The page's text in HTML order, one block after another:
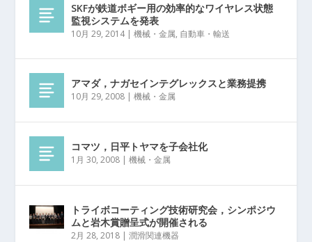
SKFが鉄道ボギー用の効率的なワイヤレス状態
監視システムを発表
10月 29, 2014|機械・金属, 自動車・輸送
アマダ，ナガセインテグレックスと業務提携
10月 29, 2008 |機械・金属
コマツ，日平トヤマを子会社化
1月 30, 2008 |機械・金属
トライボコーティング技術研究会，シンポジウ
ムと岩木賞贈呈式が開催される
2月 28, 2018 |潤滑関連機器